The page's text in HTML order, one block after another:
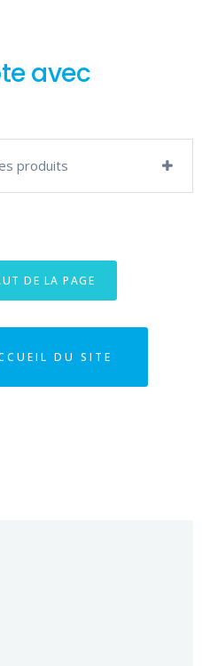
avec
produits
DE LA PAGE
DU SITE